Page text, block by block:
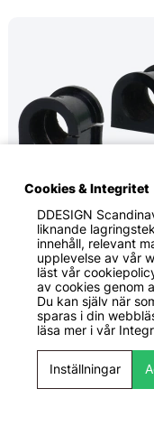
459 KR
Whiteline Performance
Chevrolet Bel Air /
Chevrolet Corvette /
Chrysler Centura KB
Chrysler Valiant
Ford ZC m.fl. 1960-
ngar 25mm
Framaxel
Cookies & Integritet
DDESIGN
liknande
innehåll, relevant
upplevelse av vår
läst vår
av cookies genom
Du kan själv när
sparas i din
läsa mer i vår
Inställningar